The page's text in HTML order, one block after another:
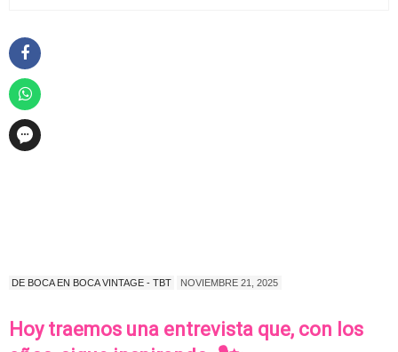
DE BOCA EN BOCA VINTAGE - TBT NOVIEMBRE 21, 2025
Hoy traemos una entrevista que, con los